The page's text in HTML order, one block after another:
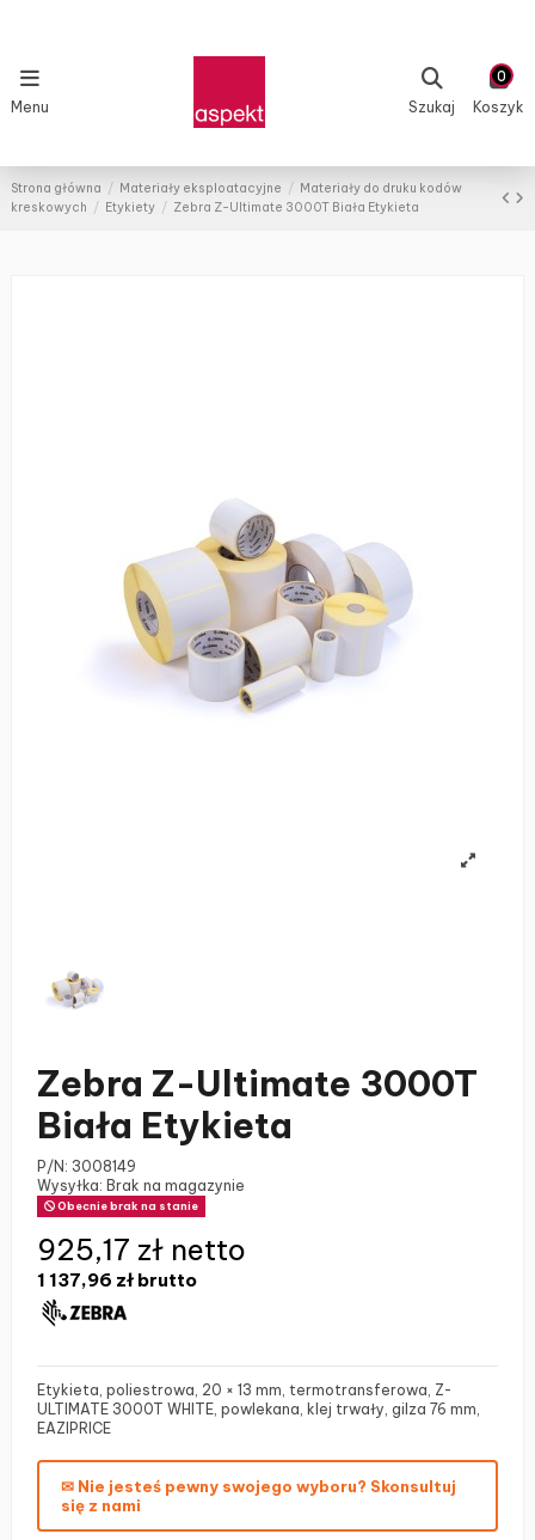
Menu Szukaj
0
Koszyk
Strona główna Materiały eksploatacyjne
Materiały do druku kodów
kreskowych
Etykiety Zebra Z-Ultimate 3000T Biała Etykieta
Zebra Z-Ultimate 3000T
Biała Etykieta
P/N: 3008149
Wysyłka: Brak na magazynie
Obecnie brak na stanie
1 137,96 zł brutto
925,17 zł netto
Etykieta, poliestrowa, 20 × 13 mm, termotransferowa, Z-
ULTIMATE 3000T WHITE, powlekana, klej trwały, gilza 76 mm,
EAZIPRICE
✉ Nie jesteś pewny swojego wyboru? Skonsultuj
się z nami